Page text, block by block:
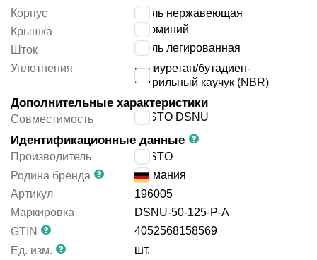
Корпус
сталь нержавеющая
Крышка
алюминий
Шток
сталь легированная
Уплотнения
полиуретан/бутадиен-
нитрильный каучук (NBR)
Дополнительные характеристики
Совместимость FESTO DSNU
Идентификационные данные
Производитель
FESTO
Родина бренда
Германия
Артикул
196005
Маркировка
DSNU-50-125-P-A
GTIN
4052568158569
Ед. изм.
шт.